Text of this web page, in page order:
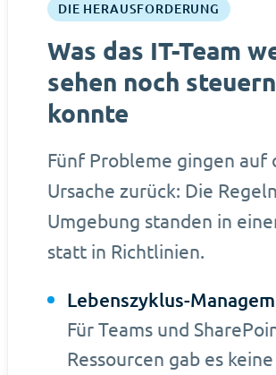
DIE HERAUSFORDERUNG
Was das IT-Team
sehen noch steuern
konnte
Fünf Probleme gingen auf
Ursache zurück: Die
Umgebung standen in
statt in Richtlinien.
Lebenszyklus-
Für Teams und
Ressourcen gab es